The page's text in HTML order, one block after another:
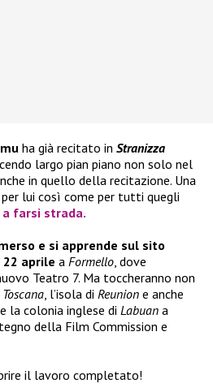
ha già recitato in Stranizza
largo pian piano non solo nel
in quello della recitazione. Una
lui così come per tutti quegli
farsi strada.
e si apprende sul sito
22 aprile a Formello, dove
Teatro 7. Ma toccheranno non
Toscana, l’isola di Reunion e anche
la colonia inglese di Labuan a
della Film Commission e
il lavoro completato!